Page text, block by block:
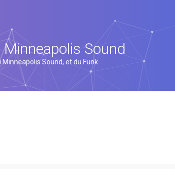
Sound
Sound, et du Funk